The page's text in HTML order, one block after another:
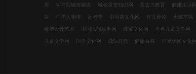
学习型城市建设 域名投资知识网 意志力教育 健康生活网
谷 中华人物谱 高考季 中国茶文化网 作文评论 天赋车站
雕塑设计艺术 中国民间故事网 珠宝文化网 世界儿童文学网
儿童文学网 国学文化网 成语辞典 健康百科 世界休闲文化网